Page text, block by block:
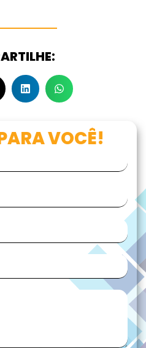
VOCÊ!